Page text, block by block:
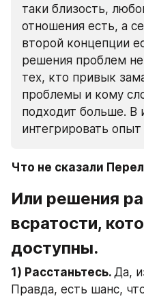
таки близость,
отношения есть, а
второй концепции
решения проблем
тех, кто привык
проблемы и кому
подходит больше. В
интегрировать
Что не сказали
Или решения
всратости,
доступны.
1) Расстаньтесь. Да,
Правда, есть шанс,